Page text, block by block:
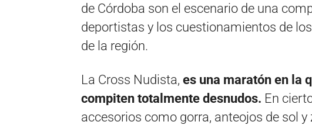
de Córdoba son el escenario de una
deportistas y los cuestionamientos de
de la región.
La Cross Nudista, es una maratón en la
compiten totalmente desnudos. En
accesorios como gorra, anteojos de sol